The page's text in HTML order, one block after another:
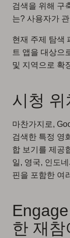
검색을 위해 구
는? 사용자가
현재 주제 탐색
트 앱을 대상으
및 지역으로 확
시청 위
마찬가지로,
검색한 특정 영
합 보기를 제공
일, 영국, 인도
핀을 포함한 여
한 재참